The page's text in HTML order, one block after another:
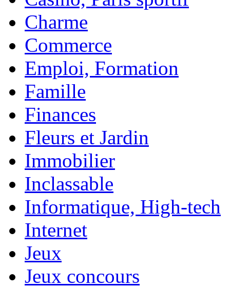
Charme
Commerce
Emploi, Formation
Famille
Finances
Fleurs et Jardin
Immobilier
Inclassable
Informatique, High-tech
Internet
Jeux
Jeux concours